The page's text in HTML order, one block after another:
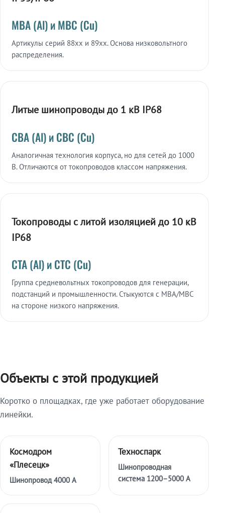
МВА (Al) и МВС (Cu)
Артикулы серий 88xx и 89xx. Основа низковольтного
распределения.
Литые шинопроводы до 1 кВ IP68
СВА (Al) и СВС (Cu)
Аналогичная технология корпуса, но для сетей до 1000
В. Отличаются от токопроводов классом напряжения.
Токопроводы с литой изоляцией до 10 кВ
IP68
СТА (Al) и СТС (Cu)
Группа средневольтных токопроводов для генерации,
подстанций и промышленности. Стыкуются с МВА/МВС
на стороне низкого напряжения.
Объекты с этой продукцией
Коротко о площадках, где уже работает оборудование
линейки.
Космодром
«Плесецк»
Шинопровод 4000 А
Техноспарк
Шинопроводная
система 1200–5000 А